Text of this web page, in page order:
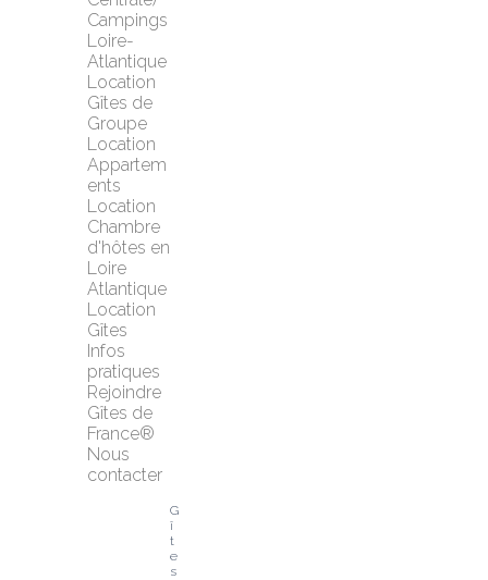
Campings
Loire-
Atlantique
Location
Gîtes de
Groupe
Location
Appartem
ents
Location
Chambre
d'hôtes en
Loire
Atlantique
Location
Gîtes
Infos
pratiques
Rejoindre
Gîtes de
France®
Nous
contacter
G
î
t
e
s